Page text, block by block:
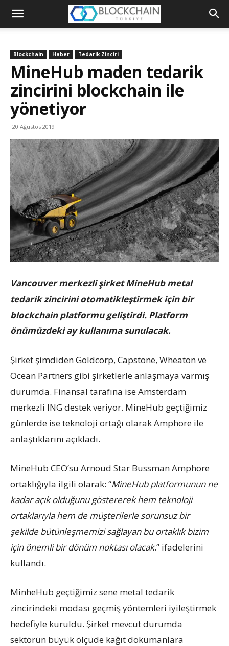
Blockchain
Platformu
Blockchain Haber Tedarik Zinciri
MineHub maden tedarik
zincirini blockchain ile
yönetiyor
20 Ağustos 2019
Vancouver merkezli şirket MineHub metal
tedarik zincirini otomatikleştirmek için bir
blockchain platformu geliştirdi. Platform
önümüzdeki ay kullanıma sunulacak.
Şirket şimdiden Goldcorp, Capstone, Wheaton ve
Ocean Partners gibi şirketlerle anlaşmaya varmış
durumda. Finansal tarafına ise Amsterdam
merkezli ING destek veriyor. MineHub geçtiğimiz
günlerde ise teknoloji ortağı olarak Amphore ile
anlaştıklarını açıkladı.
MineHub CEO’su Arnoud Star Bussman Amphore
ortaklığıyla ilgili olarak: “MineHub platformunun ne
kadar açık olduğunu göstererek hem teknoloji
ortaklarıyla hem de müşterilerle sorunsuz bir
şekilde bütünleşmemizi sağlayan bu ortaklık bizim
için önemli bir dönüm noktası olacak.” ifadelerini
kullandı.
MinheHub geçtiğimiz sene metal tedarik
zincirindeki modası geçmiş yöntemleri iyileştirmek
hedefiyle kuruldu. Şirket mevcut durumda
sektörün büyük ölçüde kağıt dokümanlara